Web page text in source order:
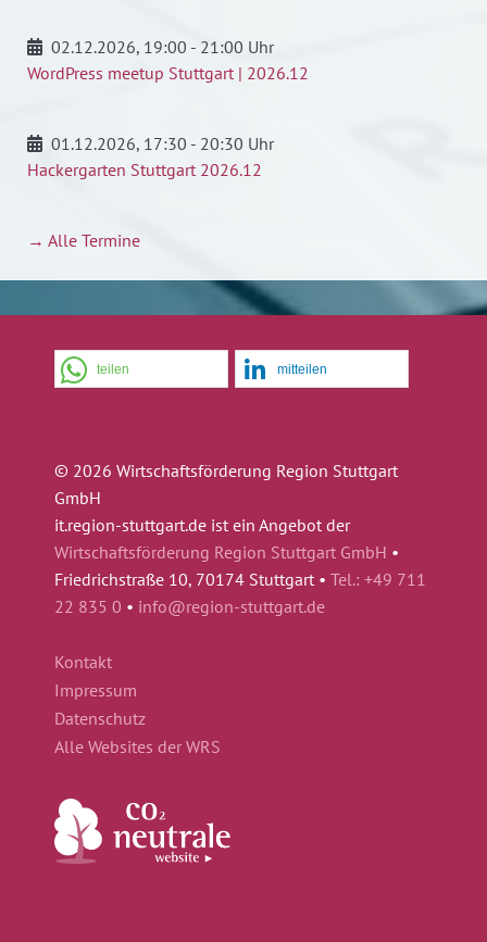
02.12.2026, 19:00 - 21:00 Uhr
WordPress meetup Stuttgart | 2026.12
01.12.2026, 17:30 - 20:30 Uhr
Hackergarten Stuttgart 2026.12
→ Alle Termine
teilen mitteilen
© 2026 Wirtschaftsförderung Region Stuttgart
GmbH
it.region-stuttgart.de ist ein Angebot der
Wirtschaftsförderung Region Stuttgart GmbH •
Friedrichstraße 10, 70174 Stuttgart • Tel.: +49 711
22 835 0 • info@region-stuttgart.de
Kontakt
Impressum
Datenschutz
Alle Websites der WRS